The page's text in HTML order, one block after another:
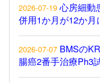
2026-07-19 心房細動
併用1か月が12か月
2026-07-07 BMSの
腸癌2番手治療Ph3